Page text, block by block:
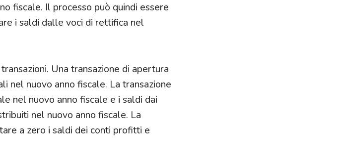
fiscale. Il processo può quindi essere
i saldi dalle voci di rettifica nel
Una transazione di apertura
nel nuovo anno fiscale. La transazione
nel nuovo anno fiscale e i saldi dai
nel nuovo anno fiscale. La
a zero i saldi dei conti profitti e